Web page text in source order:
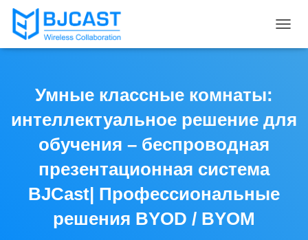
O
A
Умные классные комнаты:
интеллектуальное решение для
обучения – беспроводная
презентационная система
BJCast| Профессиональные
решения BYOD / BYOM